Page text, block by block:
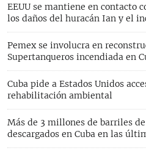
EEUU se mantiene en contacto
los daños del huracán Ian y el
Pemex se involucra en
Supertanqueros incendiada en
Cuba pide a Estados Unidos
rehabilitación ambiental
Más de 3 millones de barriles
descargados en Cuba en las